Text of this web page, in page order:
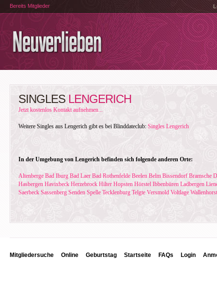
Bereits Mitglieder
SINGLES LENGERICH
Jetzt kostenlos Kontakt aufnehmen...
Weitere Singles aus Lengerich gibt es bei Blinddateclub: Singles Lengerich
In der Umgebung von Lengerich befinden sich folgende anderen Orte:
Altenberge Bad Iburg Bad Laer Bad Rothenfelde Beelen Belm Bissendorf Bramsche
Hasbergen Havixbeck Herzebrock Hilter Hopsten Hörstel Ibbenbüren Ladbergen
Saerbeck Sassenberg Senden Spelle Tecklenburg Telgte Versmold Voltlage Wallenhorst
Mitgliedersuche Online Geburtstag Startseite FAQs Login